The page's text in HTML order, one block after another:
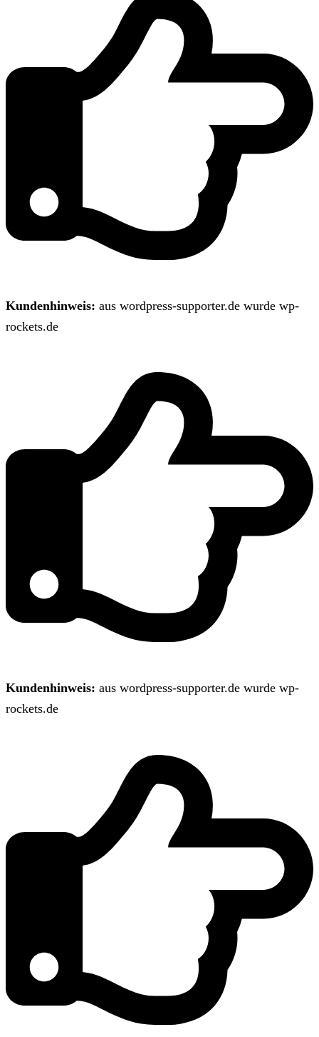
Kundenhinweis: aus wordpress-supporter.de wurde wp-
rockets.de
Kundenhinweis: aus wordpress-supporter.de wurde wp-
rockets.de